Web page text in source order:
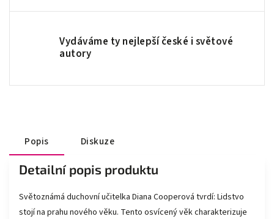
Vydáváme ty nejlepší české i světové
autory
Popis Diskuze
Detailní popis produktu
Světoznámá duchovní učitelka Diana Cooperová tvrdí: Lidstvo
stojí na prahu nového věku. Tento osvícený věk charakterizuje